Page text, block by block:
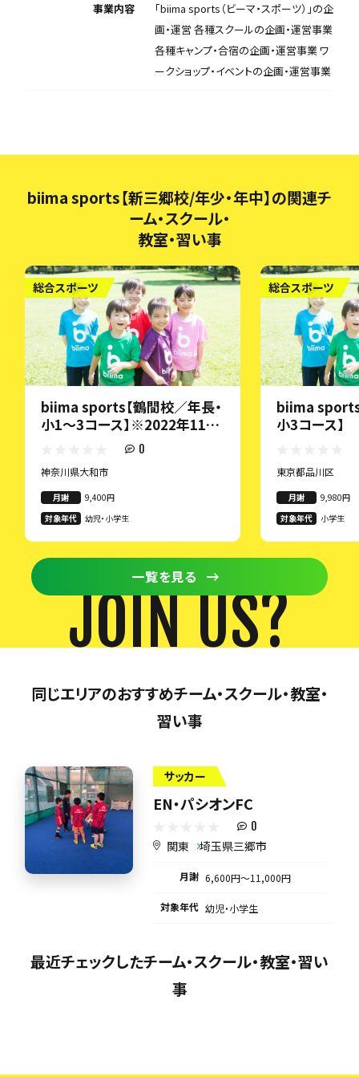
事業内容
「biima sports（ビーマ・スポーツ）」の企
画・運営 各種スクールの企画・運営事業
各種キャンプ・合宿の企画・運営事業 ワ
ークショップ・イベントの企画・運営事業
biima sports【新三郷校/年少・年中】の関連チ
ーム・スクール・
教室・習い事
総合スポーツ
biima sports【鶴間校／年長・
小1〜3コース】※2022年11月
0
神奈川県大和市
月謝
9,400円
対象年代
幼児・小学生
総合スポーツ
biima sports
小3コース】
東京都品川区
月謝
9,980円
対象年代
小学生
一覧を見る
JOIN US?
同じエリアのおすすめチーム・スクール・教室・
習い事
サッカー
EN・パシオンFC
0
関東 埼玉県三郷市
月謝 6,600円〜11,000円
対象年代 幼児・小学生
最近チェックしたチーム・スクール・教室・習い
事